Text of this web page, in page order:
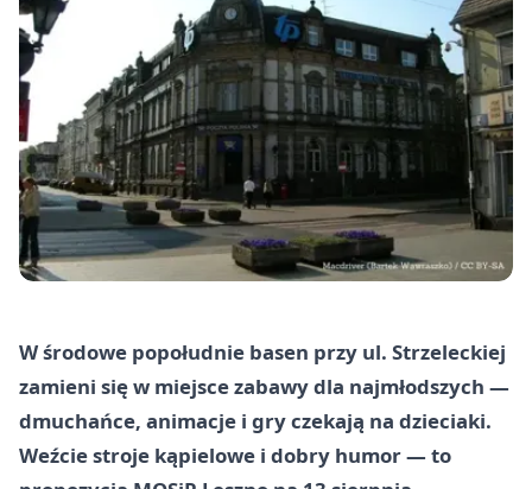
W środowe popołudnie basen przy ul. Strzeleckiej
zamieni się w miejsce zabawy dla najmłodszych —
dmuchańce, animacje i gry czekają na dzieciaki.
Weźcie stroje kąpielowe i dobry humor — to